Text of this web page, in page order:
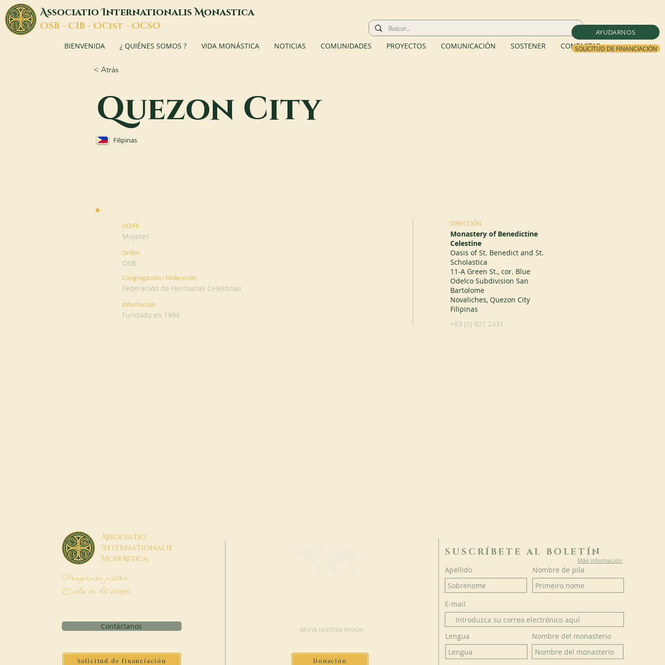
AYUDARNOS
SOLICITUD DE FINANCIACIÓN
AssociatioInternationalisMonastica
OSB - CIB - OCist - OCSO
BIENVENIDA ¿ QUIÉNES SOMOS ? VIDA MONÁSTICA NOTICIAS COMUNIDADES PROYECTOS COMUNICACIÓN SOSTENER CONTACTAR
< Atrás
Quezon City
Filipinas
HO/FE
Mujeres
Orden
OSB
Congregación / Federación
Federación de Hermanas Celestinas
Información
Fundado en 1994
DIRECCIÓN
Monastery of Benedictine
Celestine
Oasis of St. Benedict and St.
Scholastica
11-A Green St., cor. Blue
Odelco Subdivision San
Bartolome
Novaliches, Quezon City
Filipinas
+63 (2) 921 2431
Associatio
Internationalis
MonAstica
Pongamos juntos
Cielo en la tierra
Contáctanos
Solicitud de financiación
APOYA NUESTRA MISIÓN
Donación
SUSCRÍBETE AL BOLETÍN
Más información
Apellido Nombre de pila
E-mail
Lengua Nombre del monasterio